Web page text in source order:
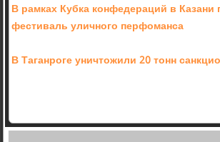
В рамках Кубка конфедераций в Казани
фестиваль уличного перфоманса
В Таганроге уничтожили 20 тонн